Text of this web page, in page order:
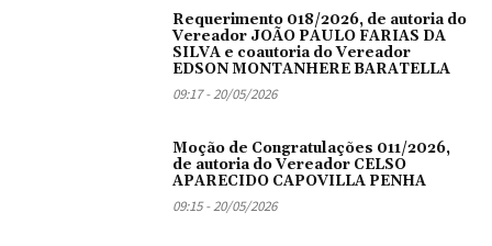
Requerimento 018/2026, de autoria do
Vereador JOÃO PAULO FARIAS DA
SILVA e coautoria do Vereador
EDSON MONTANHERE BARATELLA
09:17 - 20/05/2026
Moção de Congratulações 011/2026,
de autoria do Vereador CELSO
APARECIDO CAPOVILLA PENHA
09:15 - 20/05/2026